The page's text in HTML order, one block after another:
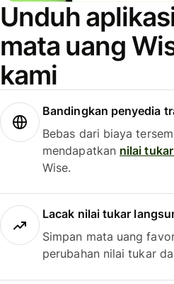
Unduh
mata uang
kami
Bandingkan penyedia
Bebas dari biaya
mendapatkan nilai
Wise.
Lacak nilai tukar
Simpan mata uang
perubahan nilai tukar